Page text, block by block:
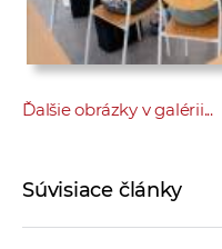
Ďalšie obrázky v galérii...
Súvisiace články